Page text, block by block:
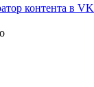
контента в VK